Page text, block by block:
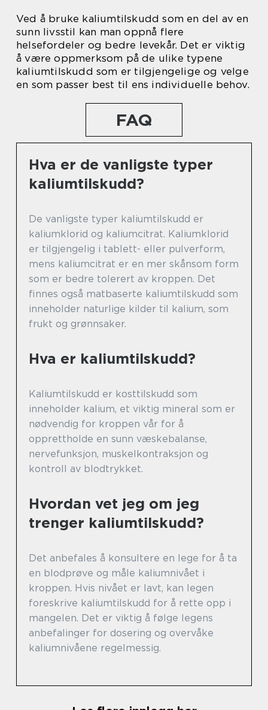
Ved å bruke kaliumtilskudd som en del av en
sunn livsstil kan man oppnå flere
helsefordeler og bedre levekår. Det er viktig
å være oppmerksom på de ulike typene
kaliumtilskudd som er tilgjengelige og velge
en som passer best til ens individuelle behov.
FAQ
Hva er de vanligste typer
kaliumtilskudd?
De vanligste typer kaliumtilskudd er
kaliumklorid og kaliumcitrat. Kaliumklorid
er tilgjengelig i tablett- eller pulverform,
mens kaliumcitrat er en mer skånsom form
som er bedre tolerert av kroppen. Det
finnes også matbaserte kaliumtilskudd som
inneholder naturlige kilder til kalium, som
frukt og grønnsaker.
Hva er kaliumtilskudd?
Kaliumtilskudd er kosttilskudd som
inneholder kalium, et viktig mineral som er
nødvendig for kroppen vår for å
opprettholde en sunn væskebalanse,
nervefunksjon, muskelkontraksjon og
kontroll av blodtrykket.
Hvordan vet jeg om jeg
trenger kaliumtilskudd?
Det anbefales å konsultere en lege for å ta
en blodprøve og måle kaliumnivået i
kroppen. Hvis nivået er lavt, kan legen
foreskrive kaliumtilskudd for å rette opp i
mangelen. Det er viktig å følge legens
anbefalinger for dosering og overvåke
kaliumnivåene regelmessig.